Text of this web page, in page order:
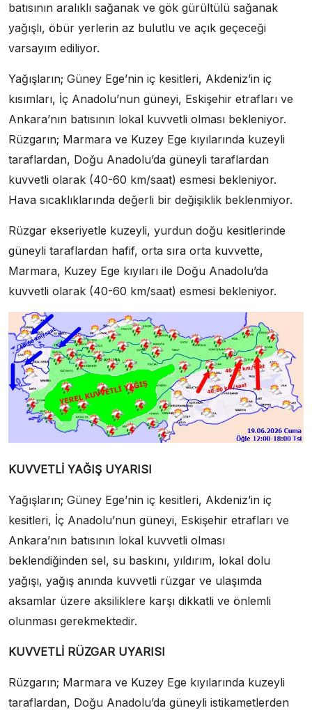
batısının aralıklı sağanak ve gök gürültülü sağanak
yağışlı, öbür yerlerin az bulutlu ve açık geçeceği
varsayım ediliyor.
Yağışların; Güney Ege’nin iç kesitleri, Akdeniz’in iç
kısımları, İç Anadolu’nun güneyi, Eskişehir etrafları ve
Ankara’nın batısının lokal kuvvetli olması bekleniyor.
Rüzgarın; Marmara ve Kuzey Ege kıyılarında kuzeyli
taraflardan, Doğu Anadolu’da güneyli taraflardan
kuvvetli olarak (40-60 km/saat) esmesi bekleniyor.
Hava sıcaklıklarında değerli bir değişiklik beklenmiyor.
Rüzgar ekseriyetle kuzeyli, yurdun doğu kesitlerinde
güneyli taraflardan hafif, orta sıra orta kuvvette,
Marmara, Kuzey Ege kıyıları ile Doğu Anadolu’da
kuvvetli olarak (40-60 km/saat) esmesi bekleniyor.
KUVVETLİ YAĞIŞ UYARISI
Yağışların; Güney Ege’nin iç kesitleri, Akdeniz’in iç
kesitleri, İç Anadolu’nun güneyi, Eskişehir etrafları ve
Ankara’nın batısının lokal kuvvetli olması
beklendiğinden sel, su baskını, yıldırım, lokal dolu
yağışı, yağış anında kuvvetli rüzgar ve ulaşımda
aksamlar üzere aksiliklere karşı dikkatli ve önlemli
olunması gerekmektedir.
KUVVETLİ RÜZGAR UYARISI
Rüzgarın; Marmara ve Kuzey Ege kıyılarında kuzeyli
taraflardan, Doğu Anadolu’da güneyli istikametlerden